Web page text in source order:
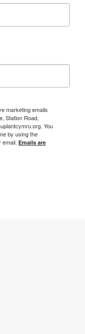
marketing emails
Station Road,
You
by using the
Emails are